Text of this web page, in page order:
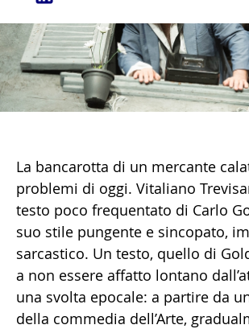
La bancarotta di un mercante
problemi di oggi. Vitaliano
testo poco frequentato di Carlo
suo stile pungente e sincopato,
sarcastico. Un testo, quello di
a non essere affatto lontano
una svolta epocale: a partire da
della commedia dell’Arte,